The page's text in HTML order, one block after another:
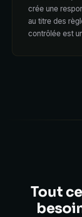
crée une
au titre des
contrôlée est
Tout